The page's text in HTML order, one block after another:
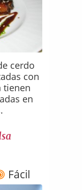
cerdo
con
tienen
en
Fácil